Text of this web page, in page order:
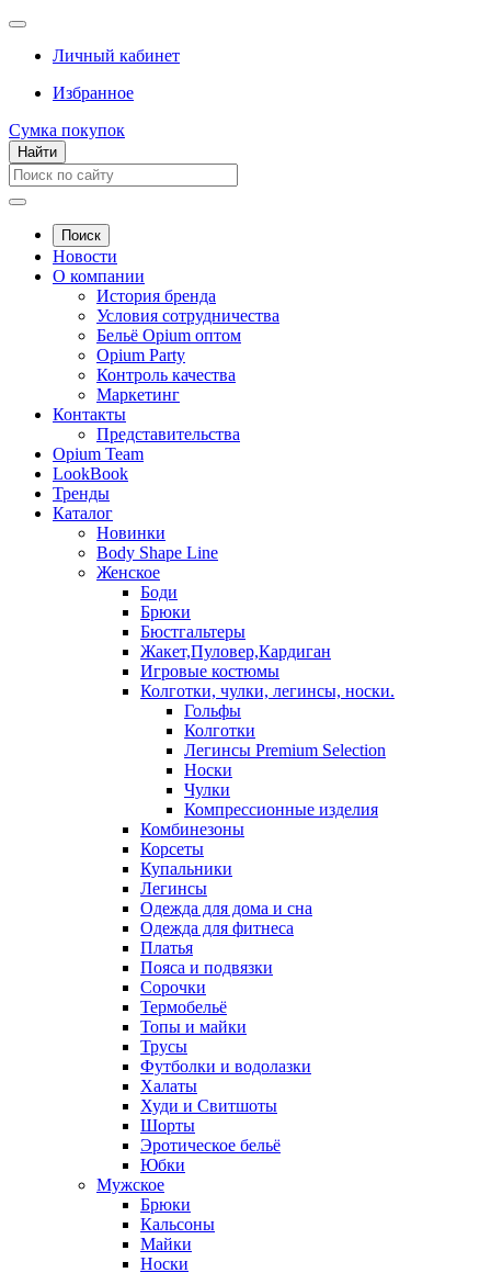
Личный кабинет
Избранное
Сумка покупок
Найти
Поиск
Новости
О компании
История бренда
Условия сотрудничества
Бельё Opium оптом
Opium Party
Контроль качества
Маркетинг
Контакты
Представительства
Opium Team
LookBook
Тренды
Каталог
Новинки
Body Shape Line
Женское
Боди
Брюки
Бюстгальтеры
Жакет,Пуловер,Кардиган
Игровые костюмы
Колготки, чулки, легинсы, носки.
Гольфы
Колготки
Легинсы Premium Selection
Носки
Чулки
Компрессионные изделия
Комбинезоны
Корсеты
Купальники
Легинсы
Одежда для дома и сна
Одежда для фитнеса
Платья
Пояса и подвязки
Сорочки
Термобельё
Топы и майки
Трусы
Футболки и водолазки
Халаты
Худи и Свитшоты
Шорты
Эротическое бельё
Юбки
Мужское
Брюки
Кальсоны
Майки
Носки